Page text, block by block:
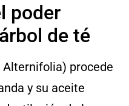
poder
de té
procede
y su aceite